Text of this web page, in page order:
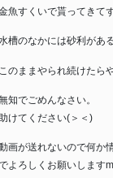
魚すくいで貰ってきて
槽のなかには砂利があ
このままやられ続けたら
知でごめんなさい。
けてください(＞＜)
画が送れないので何か
よろしくお願いします